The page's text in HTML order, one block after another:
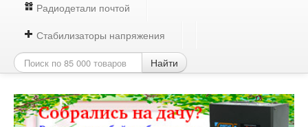
Радиодетали почтой
Стабилизаторы напряжения
Найти